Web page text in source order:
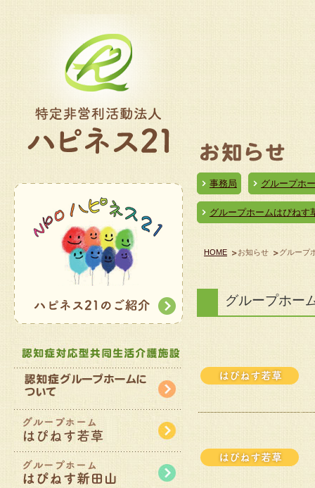
事務局 グループホ
グループホームはぴねす
HOME お知らせ グループ
グループホー